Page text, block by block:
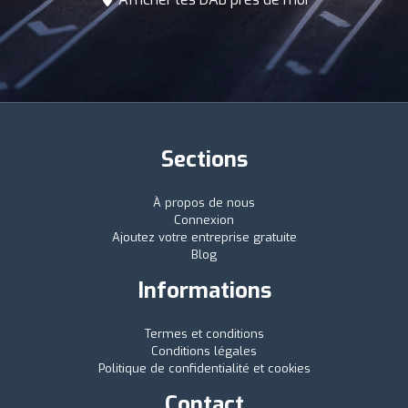
Sections
À propos de nous
Connexion
Ajoutez votre entreprise gratuite
Blog
Informations
Termes et conditions
Conditions légales
Politique de confidentialité et cookies